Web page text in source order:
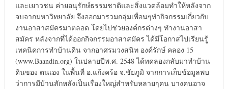
และเยาวชน ค่ายอนุรักษ์ธรรมชาติและสิ่งแวดล้อมทำให้หลังจาก
จบจากมหาวิทยาลัย จึงออกมารวมกลุ่มเพื่อนๆทำกิจกรรมเกี่ยวกับ
งานอาสาสมัครมาตลอด โดยไปช่วยองค์กรต่างๆ ทำงานอาสา
สมัคร หลังจากที่ได้ออกกิจกรรมอาสาสมัคร ได้มีโอกาสไปเรียนรู้
เทคนิคการทำบ้านดิน จากอาศรมวงสนิท องค์รักษ์ คลอง 15
(www.Baandin.org) ในปลายปีพ.ศ. 2548 ได้ทดลองกลับมาทำบ้าน
ดินของ ตนเอง ในพื้นที่ อ.แก้งคร้อ จ.ชัยภูมิ จากการเก็บข้อมูลพบ
ว่าการมีบ้านสักหลังเป็นเรื่องใหญ่สำหรับหลายๆคน บางคนอาจ